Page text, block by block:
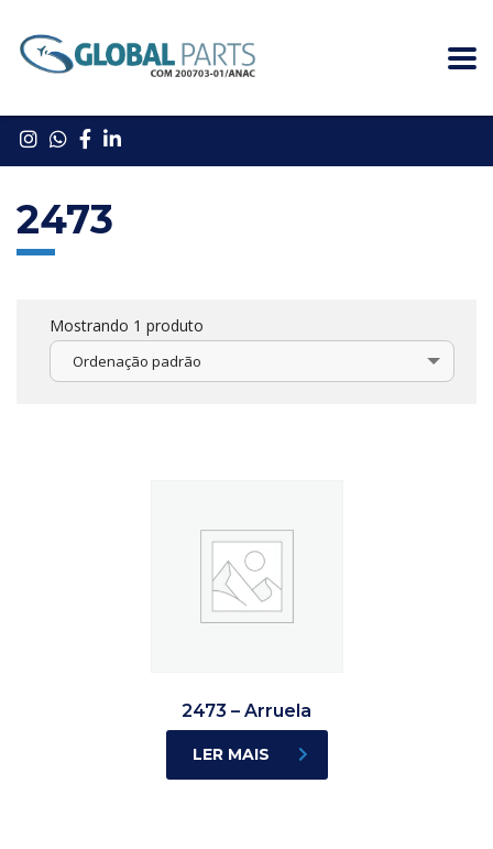
2473
Mostrando 1 produto
Ordenação padrão
2473 – Arruela
LER MAIS